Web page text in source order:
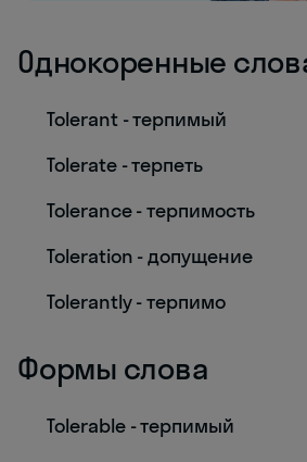
Однокоренные
Tolerant - терпимый
Tolerate - терпеть
Tolerance - терпимость
Toleration - допущение
Tolerantly - терпимо
Формы слова
Tolerable - терпимый